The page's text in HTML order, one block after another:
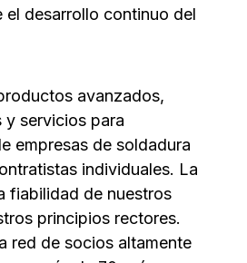
el desarrollo continuo del
avanzados,
y servicios para
empresas de soldadura
individuales. La
fiabilidad de nuestros
principios rectores.
red de socios altamente